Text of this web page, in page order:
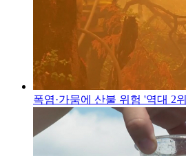
폭염·가뭄에 산불 위험 '역대 2